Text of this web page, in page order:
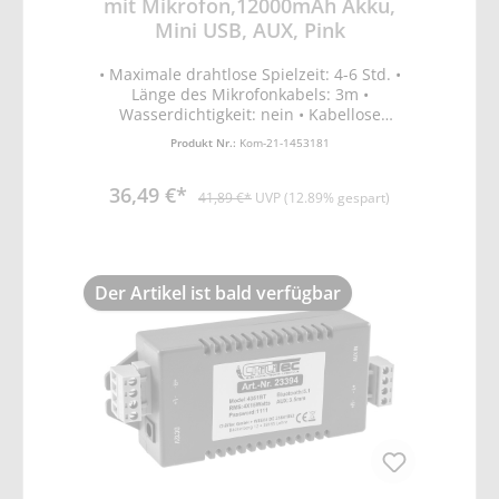
mit Mikrofon,12000mAh Akku,
Mini USB, AUX, Pink
• Maximale drahtlose Spielzeit: 4-6 Std. •
Länge des Mikrofonkabels: 3m •
Wasserdichtigkeit: nein • Kabellose
Reichweite: < 10 Meter • Drahtlose
Lautsprechergröße: 10cm • Batterieleistung:
Pink
Produkt Nr.: Kom-21-1453181
36,49 €* 41,89 €* UVP (12.89% gespart)
Der Artikel ist bald verfügbar